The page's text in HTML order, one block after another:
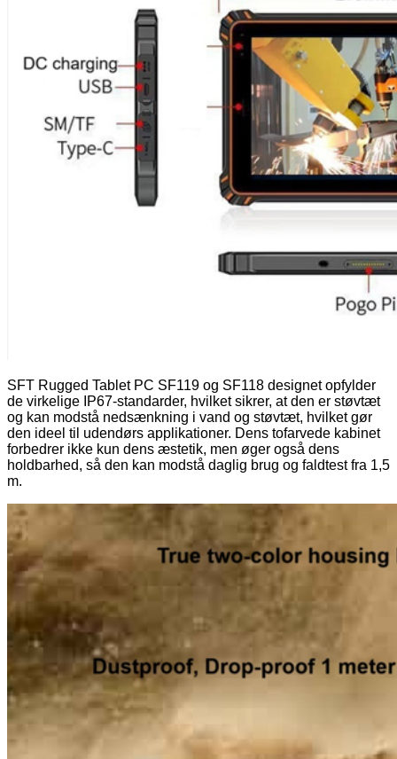
SFT Rugged Tablet PC SF119 og SF118 designet opfylder
de virkelige IP67-standarder, hvilket sikrer, at den er støvtæt
og kan modstå nedsænkning i vand og støvtæt, hvilket gør
den ideel til udendørs applikationer. Dens tofarvede kabinet
forbedrer ikke kun dens æstetik, men øger også dens
holdbarhed, så den kan modstå daglig brug og faldtest fra 1,5
m.